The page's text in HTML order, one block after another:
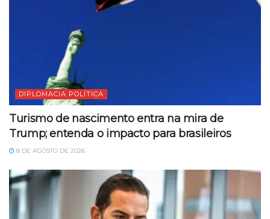
DIPLOMACIA POLÍTICA
Turismo de nascimento entra na mira de
Trump; entenda o impacto para brasileiros
8 DE AGOSTO DE 2026